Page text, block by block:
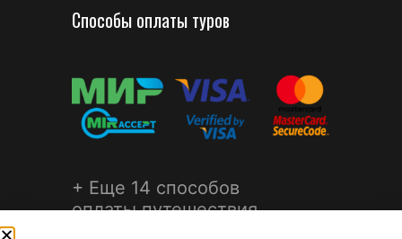
Способы оплаты туров
+ Еще 14 способов
оплаты путешествия